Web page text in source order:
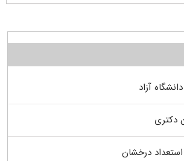
آزاد
دکتری
درخشان